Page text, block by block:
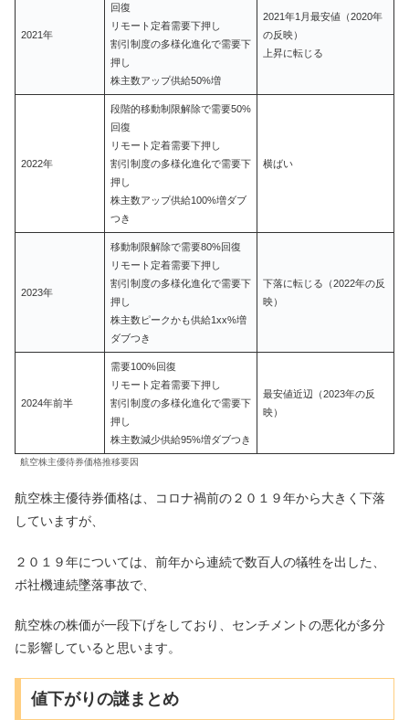
2021年
回復
リモート定着需要下押し
割引制度の多様化進化で需要下
押し
株主数アップ供給50%増
2021年1月最安値（2020年
の反映）
上昇に転じる
2022年
段階的移動制限解除で需要50%
回復
リモート定着需要下押し
割引制度の多様化進化で需要下
押し
株主数アップ供給100%増ダブ
つき
横ばい
2023年
移動制限解除で需要80%回復
リモート定着需要下押し
割引制度の多様化進化で需要下
押し
株主数ピークかも供給1xx%増
ダブつき
下落に転じる（2022年の反
映）
2024年前半
需要100%回復
リモート定着需要下押し
割引制度の多様化進化で需要下
押し
株主数減少供給95%増ダブつき
最安値近辺（2023年の反
映）
航空株主優待券価格推移要因
航空株主優待券価格は、コロナ禍前の２０１９年から大きく下落
していますが、
２０１９年については、前年から連続で数百人の犠牲を出した、
ボ社機連続墜落事故で、
航空株の株価が一段下げをしており、センチメントの悪化が多分
に影響していると思います。
値下がりの謎まとめ